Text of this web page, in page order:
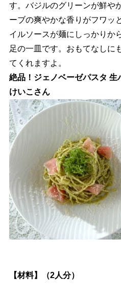
す。バジルのグリーンが鮮や
ーブの爽やかな香りがフワッ
イルソースが麺にしっかりか
足の一皿です。おもてなしに
てくれますよ。
絶品！ジェノベーゼパスタ
けいこさん
【材料】（2人分）